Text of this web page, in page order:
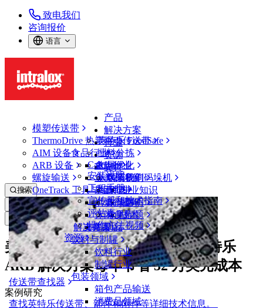
致电我们
咨询报价
语言
产品
模塑传送带
ThermoDrive 热塑驱动传送带
AIM 设备
ARB 设备
螺旋输送
OneTrack 工具与组件
传送带查找器
查找英特乐传送带、部件和附件等详细技术信息。
解决方案
英特乐 FoodSafe
批料分拣
布局优化
从包装机到码垛机
专业知识
服务
技术
解决方案
行业
食品行业
禽肉行业
鱼类和海鲜
果蔬行业
烘焙行业
休闲食品
乳制品
饮料与制罐
饮料行业
制罐行业
包装领域
箱包产品输送
消费品领域
资源
CalcLab
安装说明
工程手册
宣传册和技术指南
评估表
操作方法视频
资源
支持
联系我们
保证
政策声明
常见问题
支持
搜索
打开菜单
新闻&媒体
美国爱达荷州 GPOD 公司借助英特乐
ARB 解决方案每年节省 32 万美元成本
案例研究